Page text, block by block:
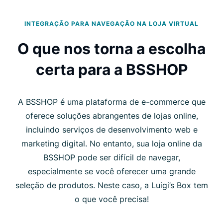
INTEGRAÇÃO PARA NAVEGAÇÃO NA LOJA VIRTUAL
O que nos torna a escolha
certa para a BSSHOP
A BSSHOP é uma plataforma de e-commerce que
oferece soluções abrangentes de lojas online,
incluindo serviços de desenvolvimento web e
marketing digital. No entanto, sua loja online da
BSSHOP pode ser difícil de navegar,
especialmente se você oferecer uma grande
seleção de produtos. Neste caso, a Luigi’s Box tem
o que você precisa!